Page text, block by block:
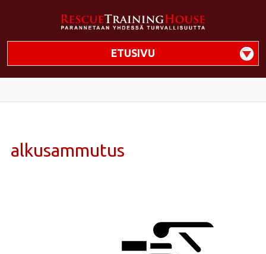
ETUSIVU
alkusammutus